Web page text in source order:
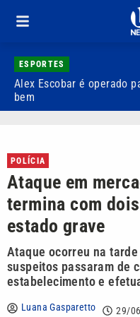
ESPORTES
Alex Escobar é operado
bem
POLÍCIA
Ataque em
termina com
estado grave
Ataque ocorreu na
suspeitos passaram de
estabelecimento e
Luana Gasparetto 29/